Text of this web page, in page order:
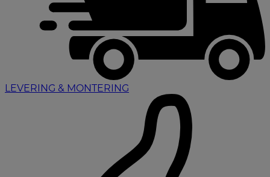
LEVERING & MONTERING